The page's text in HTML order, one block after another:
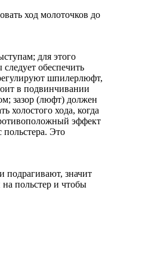
ход молоточков до
для этого
обеспечить
шпилерлюфт,
в подвинчивании
зазор (люфт) должен
хода, когда
эффект
Это
подрагивают, значит
польстер и чтобы